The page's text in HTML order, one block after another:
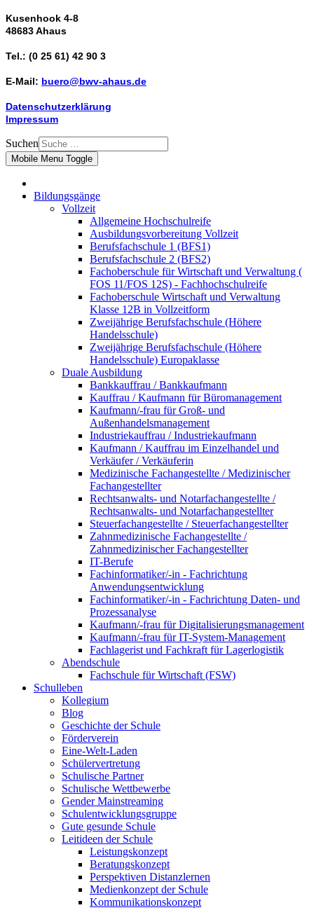
Kusenhook 4-8
48683 Ahaus
Tel.: (0 25 61) 42 90 3
E-Mail: buero@bwv-ahaus.de
Datenschutzerklärung
Impressum
Suchen
Mobile Menu Toggle
Bildungsgänge
Vollzeit
Allgemeine Hochschulreife
Ausbildungsvorbereitung Vollzeit
Berufsfachschule 1 (BFS1)
Berufsfachschule 2 (BFS2)
Fachoberschule für Wirtschaft und Verwaltung (
FOS 11/FOS 12S) - Fachhochschulreife
Fachoberschule Wirtschaft und Verwaltung
Klasse 12B in Vollzeitform
Zweijährige Berufsfachschule (Höhere
Handelsschule)
Zweijährige Berufsfachschule (Höhere
Handelsschule) Europaklasse
Duale Ausbildung
Bankkauffrau / Bankkaufmann
Kauffrau / Kaufmann für Büromanagement
Kaufmann/-frau für Groß- und
Außenhandelsmanagement
Industriekauffrau / Industriekaufmann
Kaufmann / Kauffrau im Einzelhandel und
Verkäufer / Verkäuferin
Medizinische Fachangestellte / Medizinischer
Fachangestellter
Rechtsanwalts- und Notarfachangestellte /
Rechtsanwalts- und Notarfachangestellter
Steuerfachangestellte / Steuerfachangestellter
Zahnmedizinische Fachangestellte /
Zahnmedizinischer Fachangestellter
IT-Berufe
Fachinformatiker/-in - Fachrichtung
Anwendungsentwicklung
Fachinformatiker/-in - Fachrichtung Daten- und
Prozessanalyse
Kaufmann/-frau für Digitalisierungsmanagement
Kaufmann/-frau für IT-System-Management
Fachlagerist und Fachkraft für Lagerlogistik
Abendschule
Fachschule für Wirtschaft (FSW)
Schulleben
Kollegium
Blog
Geschichte der Schule
Förderverein
Eine-Welt-Laden
Schülervertretung
Schulische Partner
Schulische Wettbewerbe
Gender Mainstreaming
Schulentwicklungsgruppe
Gute gesunde Schule
Leitideen der Schule
Leistungskonzept
Beratungskonzept
Perspektiven Distanzlernen
Medienkonzept der Schule
Kommunikationskonzept